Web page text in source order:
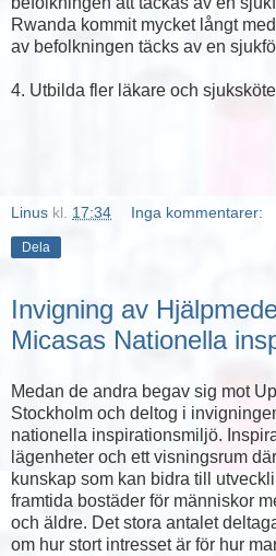
Rwanda kommit mycket långt
av befolkningen täcks av en
4. Utbilda fler läkare och
Linus kl. 17:34 Inga kommentarer:
Dela
Invigning av
Micasas Nationella
Medan de andra begav sig mot
Stockholm och deltog i
nationella inspirationsmiljö.
lägenheter och ett visningsrum
kunskap som kan bidra till
framtida bostäder för människor
och äldre. Det stora antalet
om hur stort intresset är för hur